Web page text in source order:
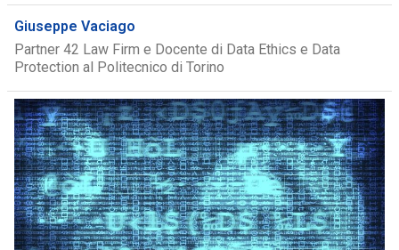
Giuseppe Vaciago
Partner 42 Law Firm e Docente di Data Ethics e Data
Protection al Politecnico di Torino